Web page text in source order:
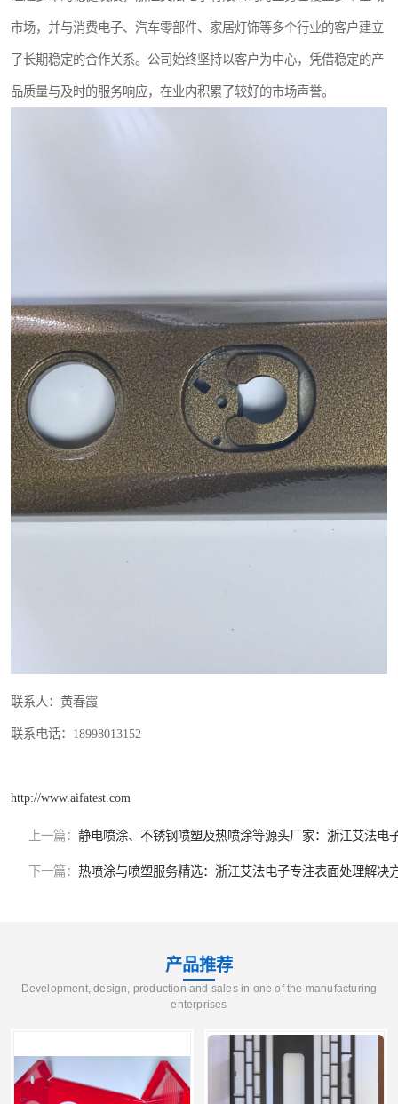
市场，并与消费电子、汽车零部件、家居灯饰等多个行业的客户建立
了长期稳定的合作关系。公司始终坚持以客户为中心，凭借稳定的产
品质量与及时的服务响应，在业内积累了较好的市场声誉。
联系人：黄春霞
联系电话：18998013152
http://www.aifatest.com
上一篇： 静电喷涂、不锈钢喷塑及热喷涂等源头厂家：浙江艾法电
下一篇： 热喷涂与喷塑服务精选：浙江艾法电子专注表面处理解决
产品推荐
Development, design, production and sales in one of the manufacturing
enterprises